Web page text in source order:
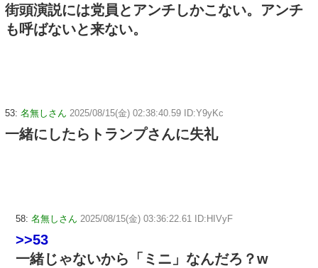
街頭演説には党員とアンチしかこない。アンチ
も呼ばないと来ない。
53: 名無しさん 2025/08/15(金) 02:38:40.59 ID:Y9yKc
一緒にしたらトランプさんに失礼
58: 名無しさん 2025/08/15(金) 03:36:22.61 ID:HIVyF
>>53
一緒じゃないから「ミニ」なんだろ？w